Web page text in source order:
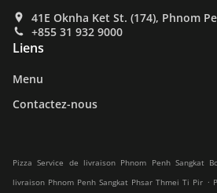
41E Oknha Ket St. (174), Phnom
+855 31 932 9000
Liens
Menu
Contactez-nous
Pizza Service de livraison Phnom Penh Sangkat
livraison Phnom Penh Sangkat Phsar Thmei Ti Pir .